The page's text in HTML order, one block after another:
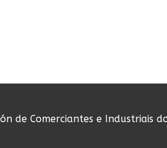
de Comerciantes e Industriais